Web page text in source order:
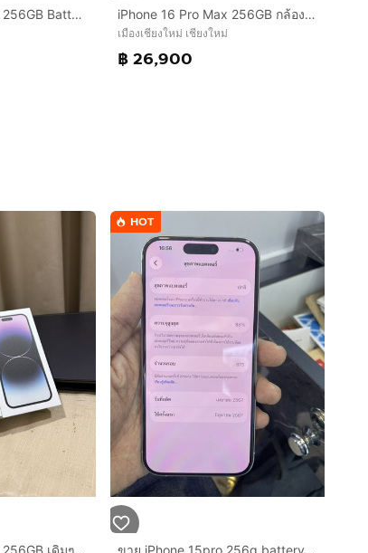
iPhone 16 Pro Max 256GB Batt96 เครื่องไทย สภาพสวยมาก รับผ่อนบัตร iPhone 16 Pro Max 256GB กล้องซูมมีฝุ่นเลเซอร์เล็กน้อย สภาพสวยมาก เครื่องไทย
เมืองเชียงใหม่ เชียงใหม่
฿ 26,900
HOT